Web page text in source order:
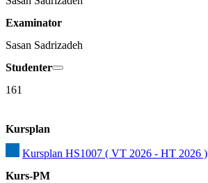
Examinator
Sasan Sadrizadeh
Studenter
161
Kursplan
Kursplan HS1007 ( VT 2026 - HT 2026 )
Kurs-PM